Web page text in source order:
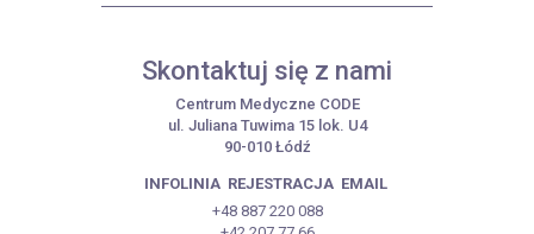
Skontaktuj się z nami
Centrum Medyczne CODE
ul. Juliana Tuwima 15 lok. U4
90-010 Łódź
INFOLINIA REJESTRACJA EMAIL
+48 887 220 088